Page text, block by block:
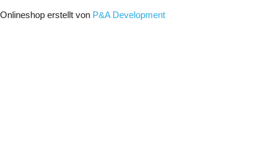
Onlineshop erstellt von P&A Development